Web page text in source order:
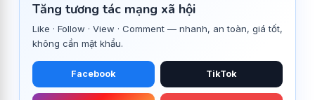
Tăng tương tác mạng xã hội
Like · Follow · View · Comment — nhanh, an toàn, giá tốt,
không cần mật khẩu.
Facebook TikTok